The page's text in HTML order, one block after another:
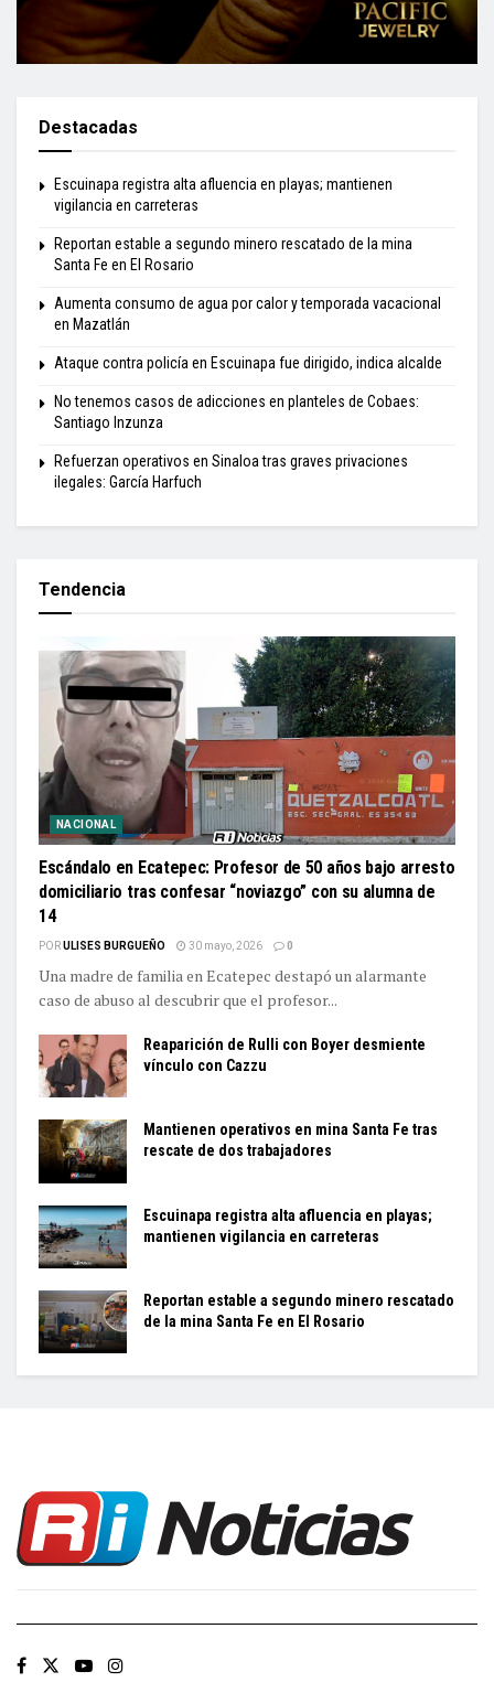
Destacadas
Escuinapa registra alta afluencia en playas; mantienen
vigilancia en carreteras
Reportan estable a segundo minero rescatado de la mina
Santa Fe en El Rosario
Aumenta consumo de agua por calor y temporada vacacional
en Mazatlán
Ataque contra policía en Escuinapa fue dirigido, indica alcalde
No tenemos casos de adicciones en planteles de Cobaes:
Santiago Inzunza
Refuerzan operativos en Sinaloa tras graves privaciones
ilegales: García Harfuch
Tendencia
NACIONAL
Escándalo en Ecatepec: Profesor de 50 años bajo arresto
domiciliario tras confesar “noviazgo” con su alumna de
14
PORULISES BURGUEÑO 30 mayo, 2026 0
Una madre de familia en Ecatepec destapó un alarmante
caso de abuso al descubrir que el profesor...
Reaparición de Rulli con Boyer desmiente
vínculo con Cazzu
Mantienen operativos en mina Santa Fe tras
rescate de dos trabajadores
Escuinapa registra alta afluencia en playas;
mantienen vigilancia en carreteras
Reportan estable a segundo minero rescatado
de la mina Santa Fe en El Rosario